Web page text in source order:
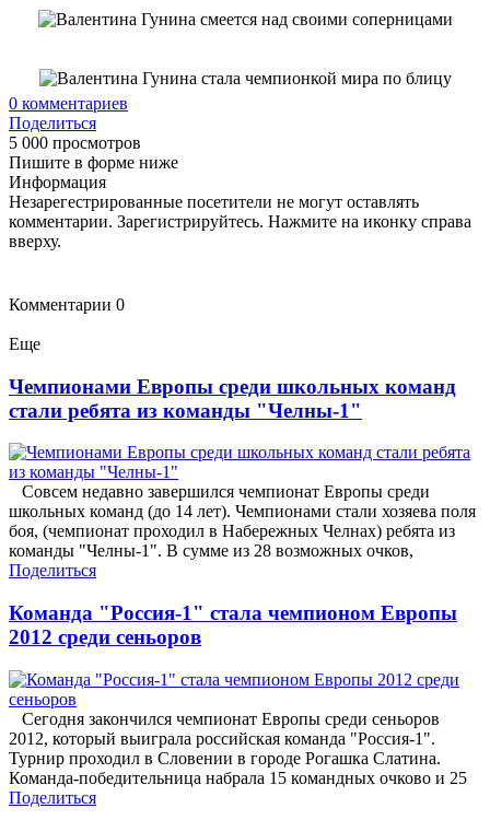
0 комментариев
Поделиться
5 000 просмотров
Пишите в форме ниже
Информация
Незарегестрированные посетители не могут оставлять
комментарии. Зарегистрируйтесь. Нажмите на иконку справа
вверху.
Комментарии 0
Еще
Чемпионами Европы среди школьных команд
стали ребята из команды "Челны-1"
Совсем недавно завершился чемпионат Европы среди
школьных команд (до 14 лет). Чемпионами стали хозяева поля
боя, (чемпионат проходил в Набережных Челнах) ребята из
команды "Челны-1". В сумме из 28 возможных очков,
Поделиться
Команда "Россия-1" стала чемпионом Европы
2012 среди сеньоров
Сегодня закончился чемпионат Европы среди сеньоров
2012, который выиграла российская команда "Россия-1".
Турнир проходил в Словении в городе Рогашка Слатина.
Команда-победительница набрала 15 командных очково и 25
Поделиться